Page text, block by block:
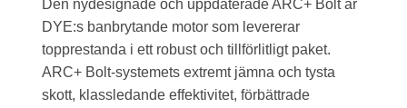
Den nydesignade och uppdaterade ARC+ Bolt är
DYE:s banbrytande motor som levererar
topprestanda i ett robust och tillförlitligt paket.
ARC+ Bolt-systemets extremt jämna och tysta
skott, klassledande effektivitet, förbättrade